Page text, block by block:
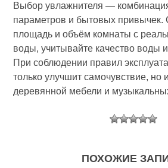
Выбор увлажнителя —
параметров и бытовых привычек.
площадь и объём комнаты с
воды, учитывайте качество воды
При соблюдении правил
только улучшит самочувствие, но
деревянной мебели и
ПОХОЖИЕ